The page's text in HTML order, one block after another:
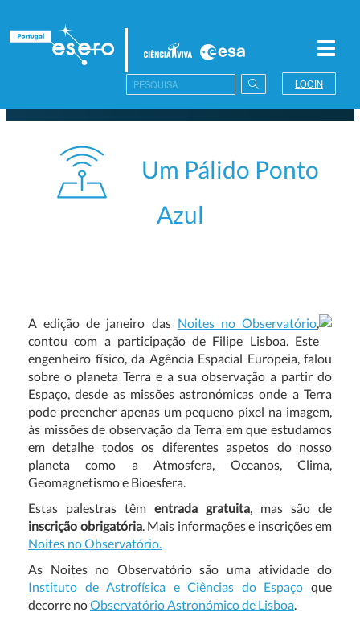
LOGIN
Um Pálido Ponto
Azul
A edição de janeiro das Noites no Observatório,
contou com a participação de Filipe Lisboa. Este
engenheiro físico, da Agência Espacial Europeia, falou
sobre o planeta Terra e a sua observação a partir do
Espaço, desde as missões astronómicas onde a Terra
pode preencher apenas um pequeno pixel na imagem,
às missões de observação da Terra em que estudamos
em detalhe todos os diferentes aspetos do nosso
planeta como a Atmosfera, Oceanos, Clima,
Geomagnetismo e Bioesfera.
Estas palestras têm entrada gratuita, mas são de
inscrição obrigatória. Mais informações e inscrições em
Noites no Observatório.
As Noites no Observatório são uma atividade do
Instituto de Astrofísica e Ciências do Espaço que
decorre noObservatório Astronómico de Lisboa.